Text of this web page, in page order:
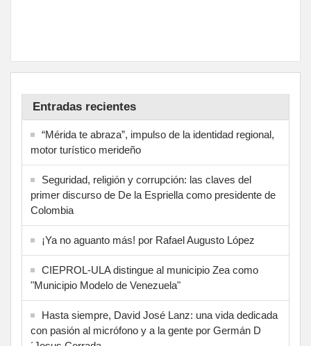
Entradas recientes
“Mérida te abraza”, impulso de la identidad regional,
motor turístico merideño
Seguridad, religión y corrupción: las claves del
primer discurso de De la Espriella como presidente de
Colombia
¡Ya no aguanto más! por Rafael Augusto López
CIEPROL-ULA distingue al municipio Zea como
"Municipio Modelo de Venezuela"
Hasta siempre, David José Lanz: una vida dedicada
con pasión al micrófono y a la gente por Germán D